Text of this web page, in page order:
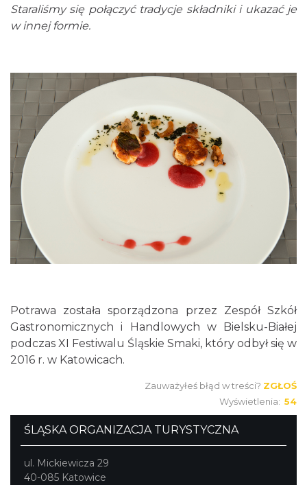
Staraliśmy się połączyć tradycje składniki i ukazać je
w innej formie.
Potrawa została sporządzona przez Zespół Szkół
Gastronomicznych i Handlowych w Bielsku-Białej
podczas XI Festiwalu Śląskie Smaki, który odbył się w
2016 r. w Katowicach.
Zauważyłeś błąd w treści? ZGŁOŚ
Wyświetlenia: 54
ŚLĄSKA ORGANIZACJA TURYSTYCZNA
ul. Mickiewicza 29
40-085 Katowice